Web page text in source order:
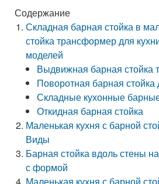
Содержание
Складная барная стойка в
стойка трансформер для
моделей
Выдвижная барная стойка
Поворотная барная стойка
Складные кухонные
Откидная барная стойка
Маленькая кухня с барной
Виды
Барная стойка вдоль стены
с формой